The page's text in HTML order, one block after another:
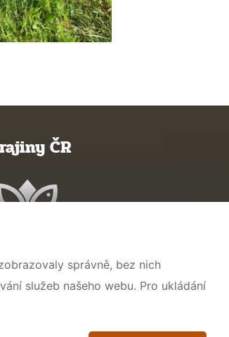
ČR
správně, bez nich
služeb našeho webu. Pro ukládání